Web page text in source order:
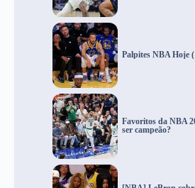
Palpites NBA Hoje
Favoritos da NBA
ser campeão?